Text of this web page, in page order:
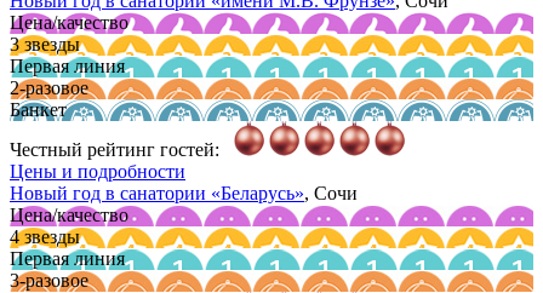
Цена/качество
3 звезды
Первая линия
2-разовое
Банкет
Честный рейтинг гостей:
Цены и подробности
Новый год в санатории «Беларусь», Сочи
Цена/качество
4 звезды
Первая линия
3-разовое